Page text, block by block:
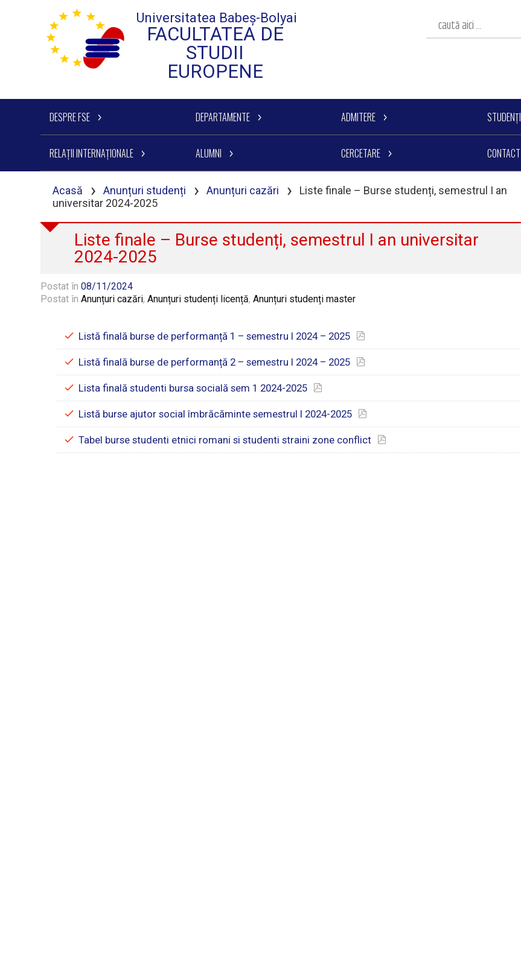
Universitatea Babeș-Bolyai
FACULTATEA DE
STUDII
EUROPENE
DESPRE FSE DEPARTAMENTE ADMITERE STUDENȚI
RELAȚII INTERNAȚIONALE ALUMNI CERCETARE CONTACT
Acasă › Anunțuri studenți › Anunțuri cazări ›
Liste finale – Burse studenți, semestrul I an
universitar 2024-2025
Liste finale – Burse studenți, semestrul I an universitar
2024-2025
Postat în08/11/2024
Postat înAnunțuri cazări,Anunțuri studenți licență,Anunțuri studenți master
Listă finală burse de performanță 1 – semestru I 2024 – 2025
Listă finală burse de performanță 2 – semestru I 2024 – 2025
Lista finală studenti bursa socială sem 1 2024-2025
Listă burse ajutor social îmbrăcăminte semestrul I 2024-2025
Tabel burse studenti etnici romani si studenti straini zone conflict